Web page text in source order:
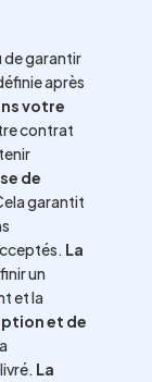
de garantir
après
votre
contrat
de
garantit
La
un
et la
et de
La